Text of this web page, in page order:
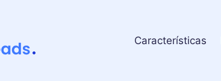
Características